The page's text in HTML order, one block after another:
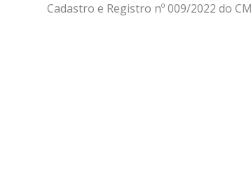
Cadastro e Registro nº 009/2022 do